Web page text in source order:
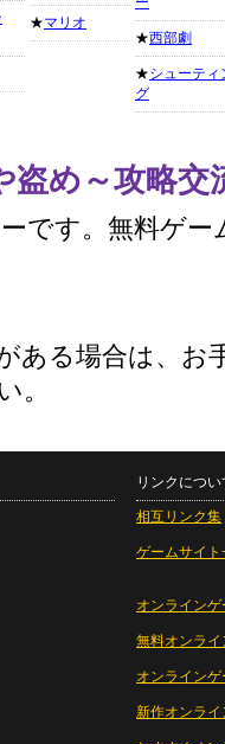
★マリオ
★西部劇
★シューティ
グ
盗め～攻略交
です。無料ゲー
ある場合は、お
。
リンクについ
相互リンク集
ゲームサイト
オンラインゲ
無料オンライ
オンライン
新作オンライ